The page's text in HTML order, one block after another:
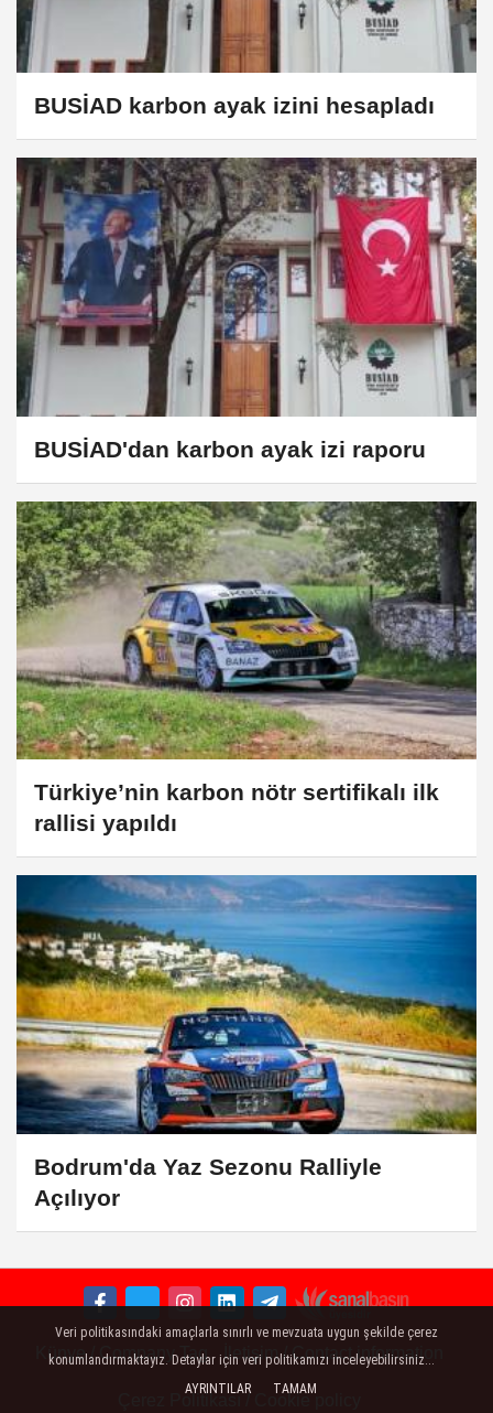
BUSİAD karbon ayak izini hesapladı
BUSİAD'dan karbon ayak izi raporu
Türkiye’nin karbon nötr sertifikalı ilk
rallisi yapıldı
Bodrum'da Yaz Sezonu Ralliyle
Açılıyor
Künye / Company Tag İletişim / Contact information
Veri politikasındaki amaçlarla sınırlı ve mevzuata uygun şekilde çerez
konumlandırmaktayız. Detaylar için veri politikamızı inceleyebilirsiniz...
AYRINTILAR
TAMAM